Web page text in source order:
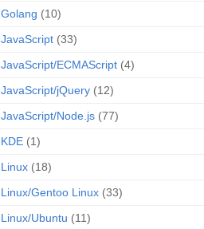
Golang (10)
JavaScript (33)
JavaScript/ECMAScript (4)
JavaScript/jQuery (12)
JavaScript/Node.js (77)
KDE (1)
Linux (18)
Linux/Gentoo Linux (33)
Linux/Ubuntu (11)